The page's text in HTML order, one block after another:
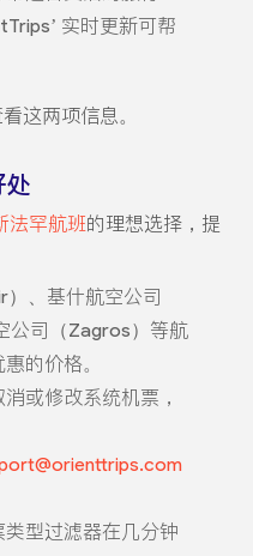
实时更新可帮
看这两项信息。
处
法罕航班的理想选择，提
）、基什航空公司
公司（Zagros）等航
的价格。
消或修改系统机票，
型过滤器在几分钟